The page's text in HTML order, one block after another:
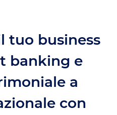
tuo business
banking e
a
con